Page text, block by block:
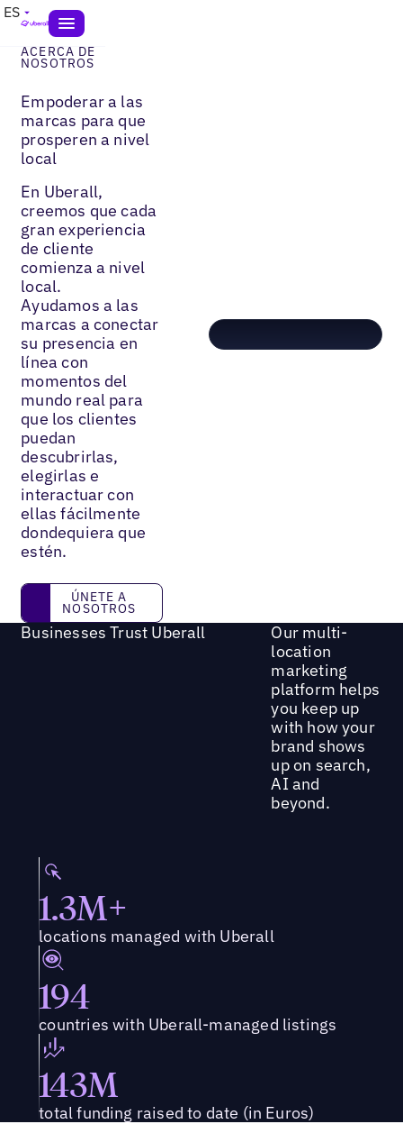
ES
ACERCA DE
NOSOTROS
Empoderar a las
marcas para que
prosperen a nivel
local
En Uberall,
creemos que cada
gran experiencia
de cliente
comienza a nivel
local.
Ayudamos a las
marcas a conectar
su presencia en
línea con
momentos del
mundo real para
que los clientes
puedan
descubrirlas,
elegirlas e
interactuar con
ellas fácilmente
dondequiera que
estén.
Únete a nosotros
ÚNETE A
NOSOTROS
Businesses Trust Uberall
Our multi-
location
marketing
platform helps
you keep up
with how your
brand shows
up on search,
AI and
beyond.
1.3M+
locations managed with Uberall
194
countries with Uberall-managed listings
143M
total funding raised to date (in Euros)